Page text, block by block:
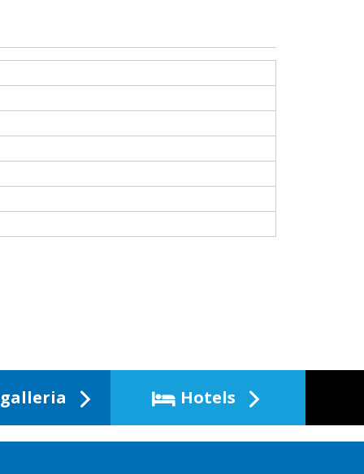
galleria Hotels